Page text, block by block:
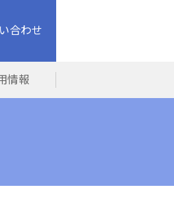
合わせ
情報